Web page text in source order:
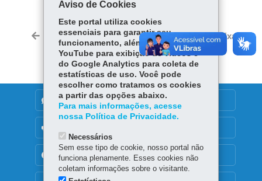
Fa
ce
bo
ok
Tw
itt
er
ts
Ap
p
Voltar Início Imprimir Baixar
DENUNCIE CORRUPÇÃO
TRANSPARÊNCIA INSTITUCIONAL
Aviso de Cookies
Este portal utiliza cookies
essenciais para garantir seu
funcionamento, além de cookies do
YouTube para exibição de vídeos e
do Google Analytics para coleta de
estatísticas de uso. Você pode
escolher como tratamos os cookies
a partir das opções abaixo.
Para mais informações, acesse
nossa Política de Privacidade.
Necessários
Sem esse tipo de cookie, nosso portal não
funciona plenamente. Esses cookies não
coletam informações sobre o visitante.